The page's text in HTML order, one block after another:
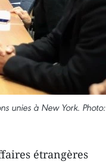
unies à New York. Photo:
étrangères